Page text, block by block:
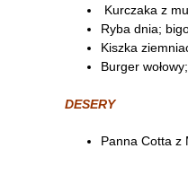
Kurczaka z
Ryba dnia;
Kiszka
Burger
DESERY
Panna Cotta z